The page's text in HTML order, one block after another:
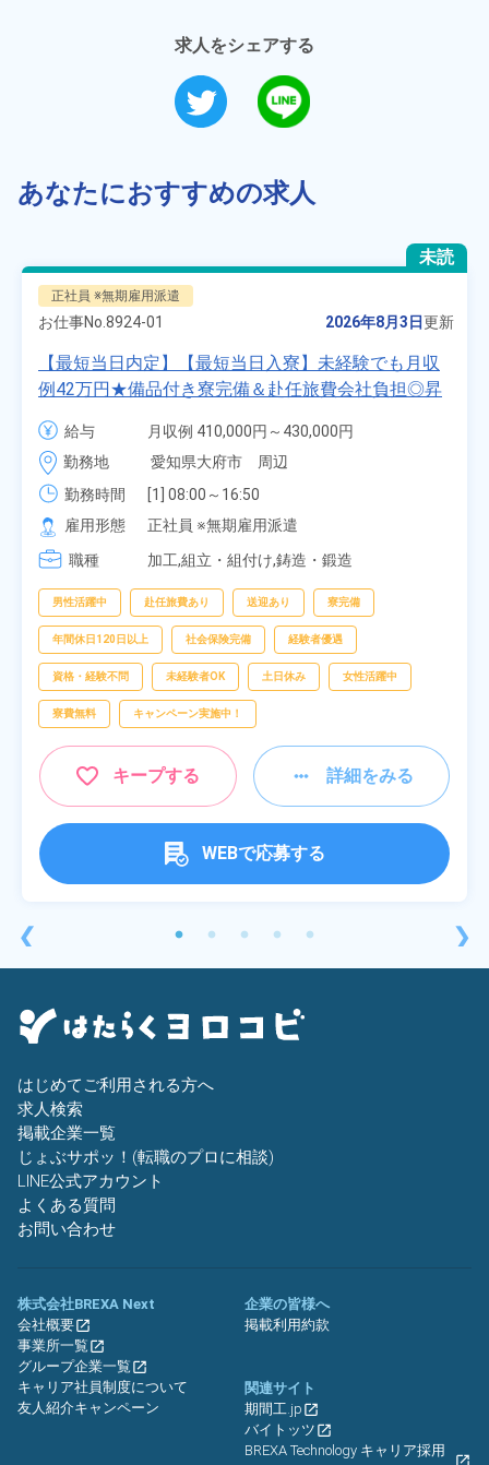
求人をシェアする
あなたにおすすめの求人
❮
未読
正社員 ※無期雇用派遣
お仕事No. 8924-01 2026年8月3日更新
【最短当日内定】【最短当日入寮】未経験でも月収
例42万円★備品付き寮完備＆赴任旅費会社負担◎昇
給・業績賞与あり！組立や塗装など自動車製造の各
種作業！《愛知県大府市》
給与
月収例 410,000円～430,000円
月給 277,000円～277,000円
勤務地
愛知県大府市　周辺
勤務時間
[1] 08:00～16:50
[2] 06:25～15:10
[3] 17:05～01:50
雇用形態
正社員 ※無期雇用派遣
職種
加工,組立・組付け,鋳造・鍛造
男性活躍中 赴任旅費あり 送迎あり 寮完備
年間休日120日以上 社会保険完備 経験者優遇
資格・経験不問 未経験者OK 土日休み 女性活躍中
寮費無料 キャンペーン実施中！
キープする 詳細をみる
WEBで応募する
❯
はじめてご利用される方へ
求人検索
掲載企業一覧
じょぶサポッ！(転職のプロに相談)
LINE公式アカウント
よくある質問
お問い合わせ
株式会社BREXA Next
会社概要
事業所一覧
グループ企業一覧
キャリア社員制度について
友人紹介キャンペーン
企業の皆様へ
掲載利用約款
関連サイト
期間工.jp
バイトッツ
BREXA Technology キャリア採用